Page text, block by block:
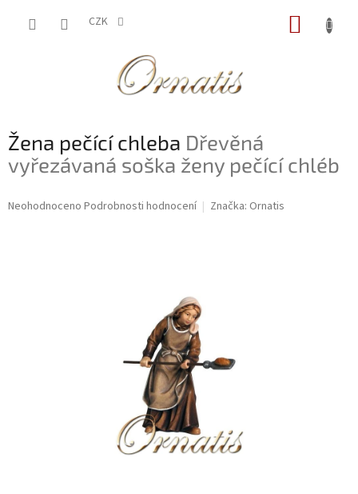
CZK
Žena pečící chleba Dřevěná
vyřezávaná soška ženy pečící chléb
Průměrné
Neohodnoceno Podrobnosti hodnocení Značka: Ornatis